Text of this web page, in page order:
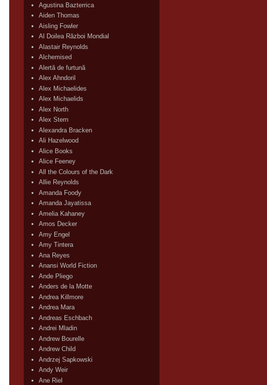
Agustina Bazterrica
Aiden Thomas
Aisling Fowler
Al Doilea Război Mondial
Alastair Reynolds
Alchemised
Alertă de furtună
Alex Ahndoril
Alex Michaelides
Alex Michaelids
Alex North
Alex Stern
Alexandra Bracken
Ali Hazelwood
Alice Books
Alice Feeney
All the Colours of the Dark
Allie Reynolds
Amanda Foody
Amanda Jayatissa
Amelia Kahaney
Amos Decker
Amy Engel
Amy Tintera
Ana Reyes
Anansi World Fiction
Ande Pliego
Anders de la Motte
Andrea Killmore
Andrea Mara
Andreas Eschbach
Andrei Mladin
Andrew Bourelle
Andrew Child
Andrzej Sapkowski
Andy Weir
Ane Riel